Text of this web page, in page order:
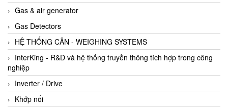
Gas & air generator
Gas Detectors
HỆ THỐNG CÂN - WEIGHING SYSTEMS
InterKing - R&D và hệ thống truyền thông tích hợp trong công
nghiệp
Inverter / Drive
Khớp nối